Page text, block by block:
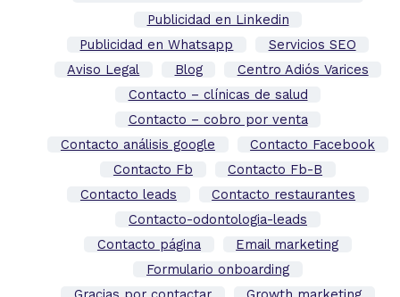
Publicidad en Linkedin
Publicidad en Whatsapp
Servicios SEO
Aviso Legal
Blog
Centro Adiós Varices
Contacto – clínicas de salud
Contacto – cobro por venta
Contacto análisis google
Contacto Facebook
Contacto Fb
Contacto Fb-B
Contacto leads
Contacto restaurantes
Contacto-odontologia-leads
Contacto página
Email marketing
Formulario onboarding